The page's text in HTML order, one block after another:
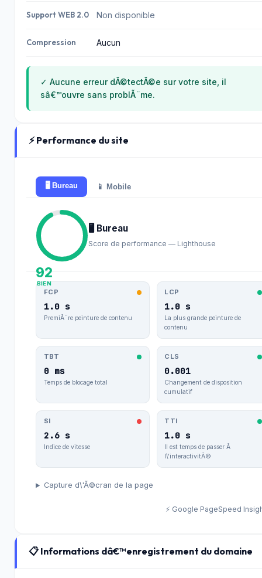
Support WEB 2.0 Non disponible
Compression Aucun
✓ Aucune erreur dÃ©tectÃ©e sur votre site, il
sâ€™ouvre sans problÃ¨me.
⚡ Performance du site
🖥️ Bureau 📱 Mobile
92
BIEN
🖥️ Bureau
Score de performance — Lighthouse
FCP
1.0 s
PremiÃ¨re peinture de contenu
LCP
1.0 s
La plus grande peinture de
contenu
TBT
0 ms
Temps de blocage total
CLS
0.001
Changement de disposition
cumulatif
SI
2.6 s
Indice de vitesse
TTI
1.0 s
Il est temps de passer Ã
l\'interactivitÃ©
Capture d\'Ã©cran de la page
⚡ Google PageSpeed
📋 Informations dâ€™enregistrement du domaine